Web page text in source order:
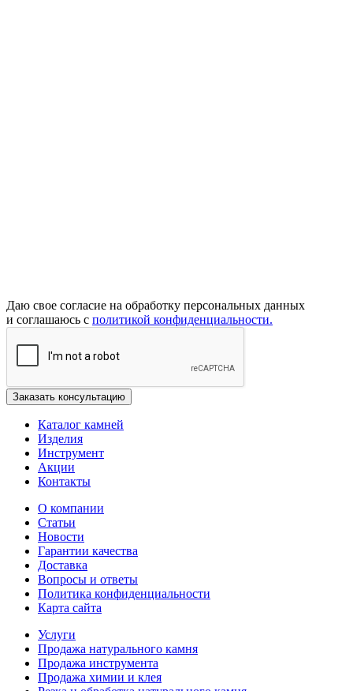
Даю свое согласие на обработку персональных данных
и соглашаюсь с политикой конфиденциальности.
Каталог камней
Изделия
Инструмент
Акции
Контакты
О компании
Статьи
Новости
Гарантии качества
Доставка
Вопросы и ответы
Политика конфиденциальности
Карта сайта
Услуги
Продажа натурального камня
Продажа инструмента
Продажа химии и клея